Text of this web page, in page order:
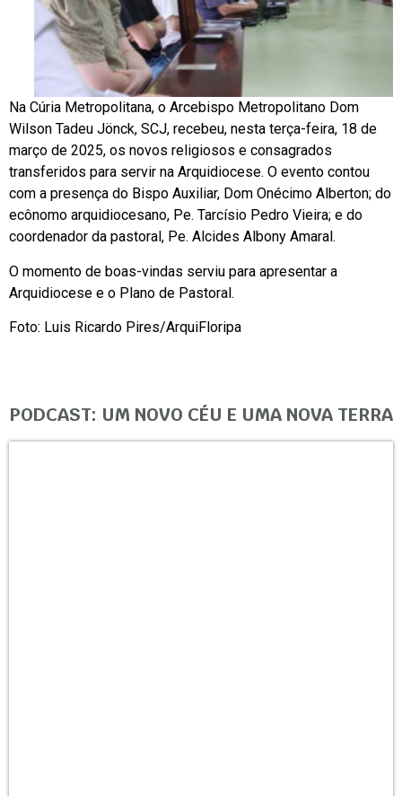
Na Cúria Metropolitana, o Arcebispo Metropolitano Dom
Wilson Tadeu Jönck, SCJ, recebeu, nesta terça-feira, 18 de
março de 2025, os novos religiosos e consagrados
transferidos para servir na Arquidiocese. O evento contou
com a presença do Bispo Auxiliar, Dom Onécimo Alberton; do
ecônomo arquidiocesano, Pe. Tarcísio Pedro Vieira; e do
coordenador da pastoral, Pe. Alcides Albony Amaral.
O momento de boas-vindas serviu para apresentar a
Arquidiocese e o Plano de Pastoral.
Foto: Luis Ricardo Pires/ArquiFloripa
PODCAST: UM NOVO CÉU E UMA NOVA TERRA